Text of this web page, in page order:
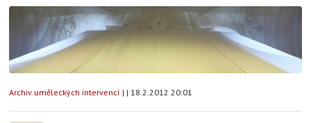
Archiv uměleckých intervencí | | 18.2.2012 20:01